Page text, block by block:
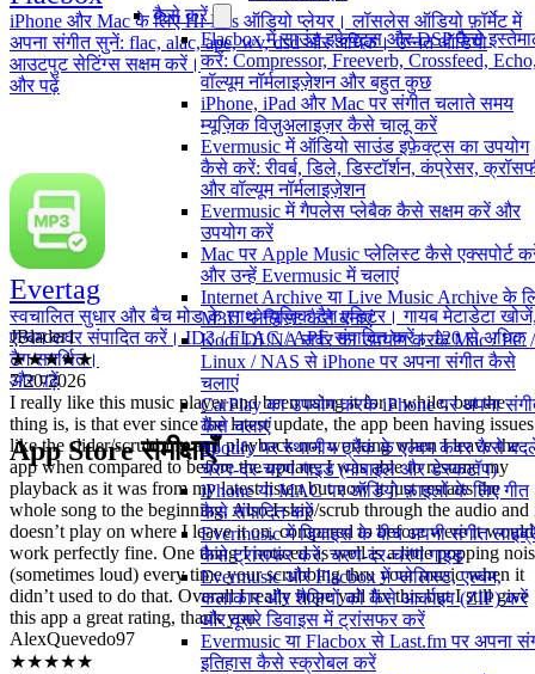
कैसे करें
Flacbox में साउंड इफेक्ट्स और DSP कैसे
करें: Compressor, Freeverb, Crossfeed,
वॉल्यूम नॉर्मलाइज़ेशन और बहुत कुछ
iPhone, iPad और Mac पर संगीत चलाते समय
म्यूज़िक विज़ुअलाइज़र कैसे चालू करें
Evermusic में ऑडियो साउंड इफ़ेक्ट्स का उपयोग
कैसे करें: रीवर्ब, डिले, डिस्टॉर्शन, कंप्रेसर,
और वॉल्यूम नॉर्मलाइज़ेशन
Evermusic में गैपलेस प्लेबैक कैसे सक्षम करें और
उपयोग करें
Mac पर Apple Music प्लेलिस्ट कैसे एक्सपोर्ट
और उन्हें Evermusic में चलाएं
Internet Archive या Live Music Archive के
M3U प्लेलिस्ट कैसे बनाएं
Kodi DLNA सर्वर का उपयोग करके Mac / PC /
Linux / NAS से iPhone पर अपना संगीत कैसे
चलाएं
CarPlay का उपयोग करके iPhone पर अपना
कैसे चलाएं
Spotify पर स्थानीय ट्रैक के एल्बम कवर कैसे
चरण-दर-चरण गाइड (मोबाइल और डेस्कटॉप)
iPhone या MAC पर ऑडियो फ़ाइलों के लिए गीत
कैसे संपादित करें
Evermusic में डिवाइस के बीच अपनी संगीत
कैसे ट्रांसफर करें: चरण-दर-चरण गाइड
Evermusic और Flacbox में प्लेलिस्ट, एल्बम,
कलाकार और शैलियों को कैसे आर्काइव (ZIP) करें
और दूसरे डिवाइस में ट्रांसफर करें
Evermusic या Flacbox से Last.fm पर अपना
इतिहास कैसे स्क्रोबल करें
iPhone और Mac के लिए Hi-Res ऑडियो प्लेयर। लॉसलेस ऑडियो फ़ॉर्मेट में
अपना संगीत सुनें: flac, alac, ape, wv, dsd और अधिक। उन्नत ऑडियो
आउटपुट सेटिंग्स सक्षम करें।
और पढ़ें
Evertag
स्वचालित सुधार और बैच मोड के साथ म्यूज़िक टैग एडिटर। गायब मेटाडेटा
एल्बम कवर संपादित करें। ID3 / FLAC / APE संपादित करें। 120 से अधिक
टैग समर्थित।
और पढ़ें
App Store समीक्षाएँ
JBlader1
★★★★★
7/20/2026
I really like this music player and been using it for a while, but the
thing is, is that ever since the latest update, the app been having issues
like the slider/scrubbing and playback not working when I leave the
app when compared to before the update, I was able to resume my
playback as it was from my latest listen but now it just restarts the
whole song to the beginning. Also I skip/scrub through the audio and
doesn’t play on where I leave it on, compared to before were it would
work perfectly fine. One thing I noticed as well is a little popping
(sometimes loud) every time your scrubbing thru your music when it
didn’t used to do that. Overall I really hope yall fix this but I still give
this app a great rating, thank you
AlexQuevedo97
★★★★★
7/18/2026